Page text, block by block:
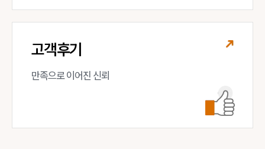
고객후기
만족으로 이어진 신뢰